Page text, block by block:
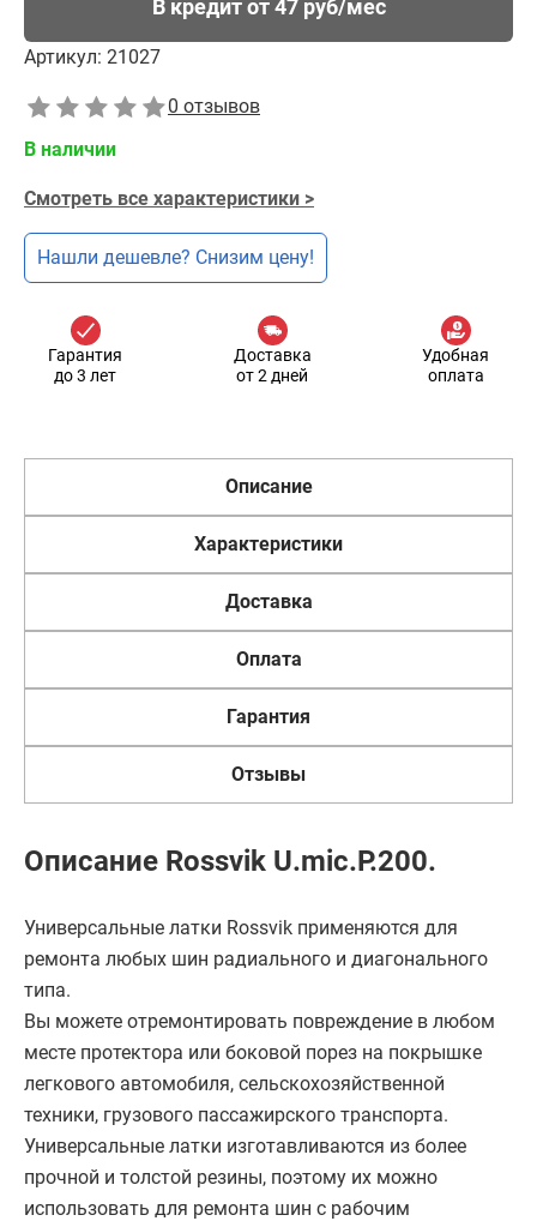
В кредит от 47 руб/мес
Артикул: 21027
0 отзывов
В наличии
Смотреть все характеристики >
Нашли дешевле? Снизим цену!
Гарантия
до 3 лет
Доставка
от 2 дней
Удобная
оплата
Описание
Характеристики
Доставка
Оплата
Гарантия
Отзывы
Описание Rossvik U.mic.P.200.
Универсальные латки Rossvik применяются для
ремонта любых шин радиального и диагонального
типа.
Вы можете отремонтировать повреждение в любом
месте протектора или боковой порез на покрышке
легкового автомобиля, сельскохозяйственной
техники, грузового пассажирского транспорта.
Универсальные латки изготавливаются из более
прочной и толстой резины, поэтому их можно
использовать для ремонта шин с рабочим